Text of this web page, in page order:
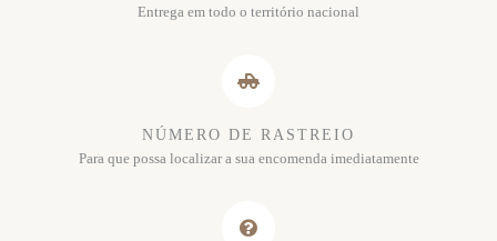
Entrega em todo o território nacional
NÚMERO DE RASTREIO
Para que possa localizar a sua encomenda imediatamente